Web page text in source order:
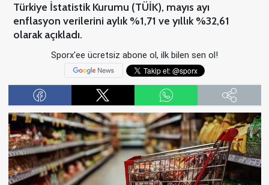
Türkiye İstatistik Kurumu (TÜİK), mayıs ayı
enflasyon verilerini aylık %1,71 ve yıllık %32,61
olarak açıkladı.
Sporx'ee ücretsiz abone ol, ilk bilen sen ol!